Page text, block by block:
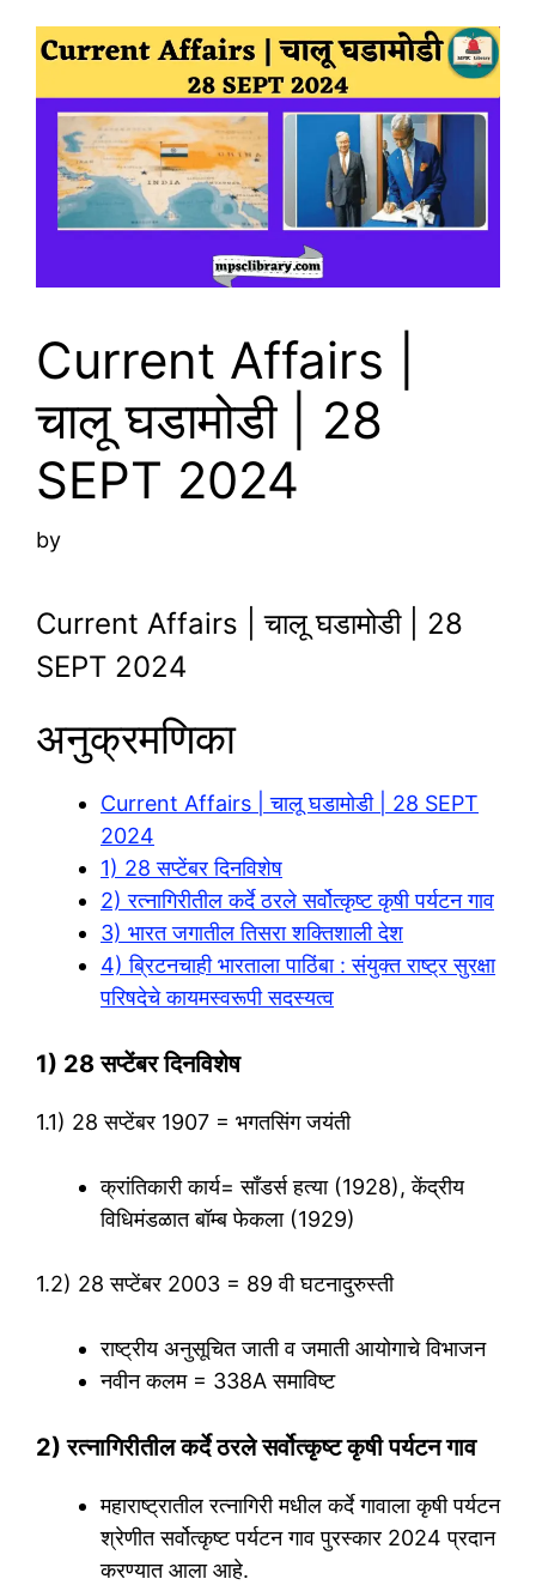
Current Affairs |
चालू घडामोडी | 28
SEPT 2024
by
Current Affairs | चालू घडामोडी | 28
SEPT 2024
अनुक्रमणिका
Current Affairs | चालू घडामोडी | 28 SEPT
2024
1) 28 सप्टेंबर दिनविशेष
2) रत्नागिरीतील कर्दे ठरले सर्वोत्कृष्ट कृषी पर्यटन गाव
3) भारत जगातील तिसरा शक्तिशाली देश
4) ब्रिटनचाही भारताला पाठिंबा : संयुक्त राष्ट्र सुरक्षा
परिषदेचे कायमस्वरूपी सदस्यत्व
1) 28 सप्टेंबर दिनविशेष
1.1) 28 सप्टेंबर 1907 = भगतसिंग जयंती
क्रांतिकारी कार्य= साँडर्स हत्या (1928), केंद्रीय
विधिमंडळात बॉम्ब फेकला (1929)
1.2) 28 सप्टेंबर 2003 = 89 वी घटनादुरुस्ती
राष्ट्रीय अनुसूचित जाती व जमाती आयोगाचे विभाजन
नवीन कलम = 338A समाविष्ट
2) रत्नागिरीतील कर्दे ठरले सर्वोत्कृष्ट कृषी पर्यटन गाव
महाराष्ट्रातील रत्नागिरी मधील कर्दे गावाला कृषी पर्यटन
श्रेणीत सर्वोत्कृष्ट पर्यटन गाव पुरस्कार 2024 प्रदान
करण्यात आला आहे.